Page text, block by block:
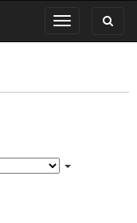
Toggle
navigation